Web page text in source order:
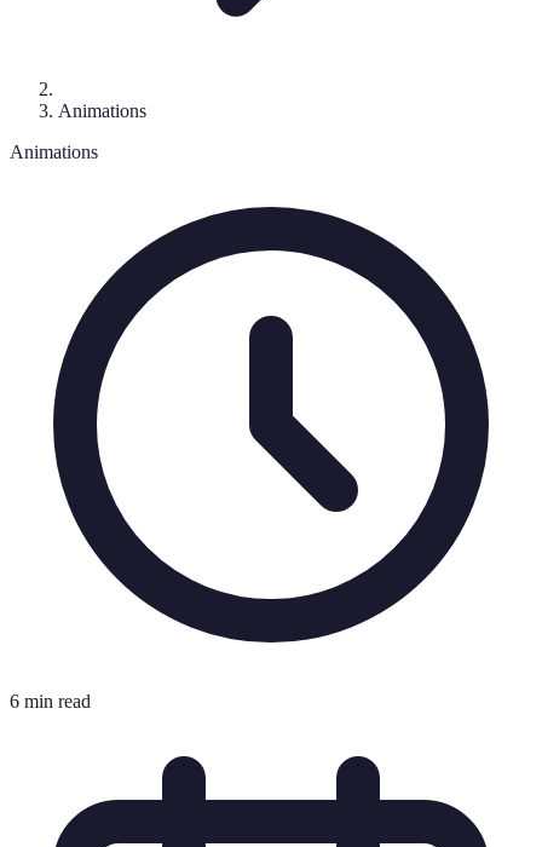
Animations
Animations
6 min read